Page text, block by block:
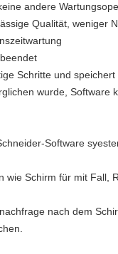
andere
Qualität, weniger
Schritte und
wurde,
Software
wie Schirm für mit Fall,
nach dem